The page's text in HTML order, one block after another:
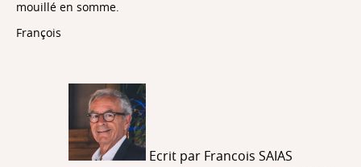
mouillé en somme.
François
Ecrit par Francois SAIAS